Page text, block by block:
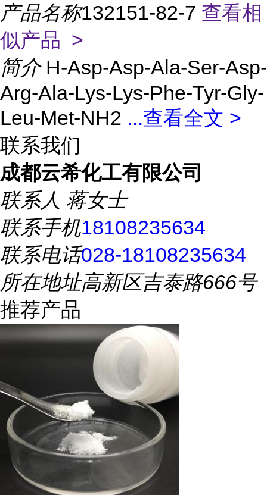
产品名称132151-82-7 查看相
似产品 >
简介 H-Asp-Asp-Ala-Ser-Asp-
Arg-Ala-Lys-Lys-Phe-Tyr-Gly-
Leu-Met-NH2 ...查看全文 >
联系我们
成都云希化工有限公司
联系人 蒋女士
联系手机18108235634
联系电话028-18108235634
所在地址高新区吉泰路666号
推荐产品